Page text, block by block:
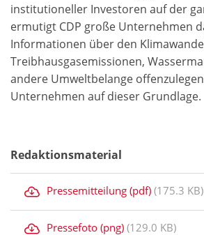
institutioneller Investoren auf der
ermutigt CDP große Unternehmen
Informationen über den
Treibhausgasemissionen,
andere Umweltbelange
Unternehmen auf dieser Grundlage.
Redaktionsmaterial
Pressemitteilung (pdf) (175.3 KB)
Pressefoto (png) (129.0 KB)